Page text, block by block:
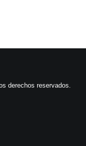
derechos reservados.